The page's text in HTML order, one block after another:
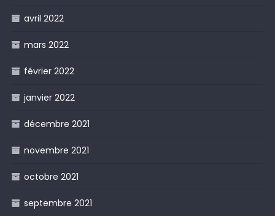
avril 2022
mars 2022
février 2022
janvier 2022
décembre 2021
novembre 2021
octobre 2021
septembre 2021